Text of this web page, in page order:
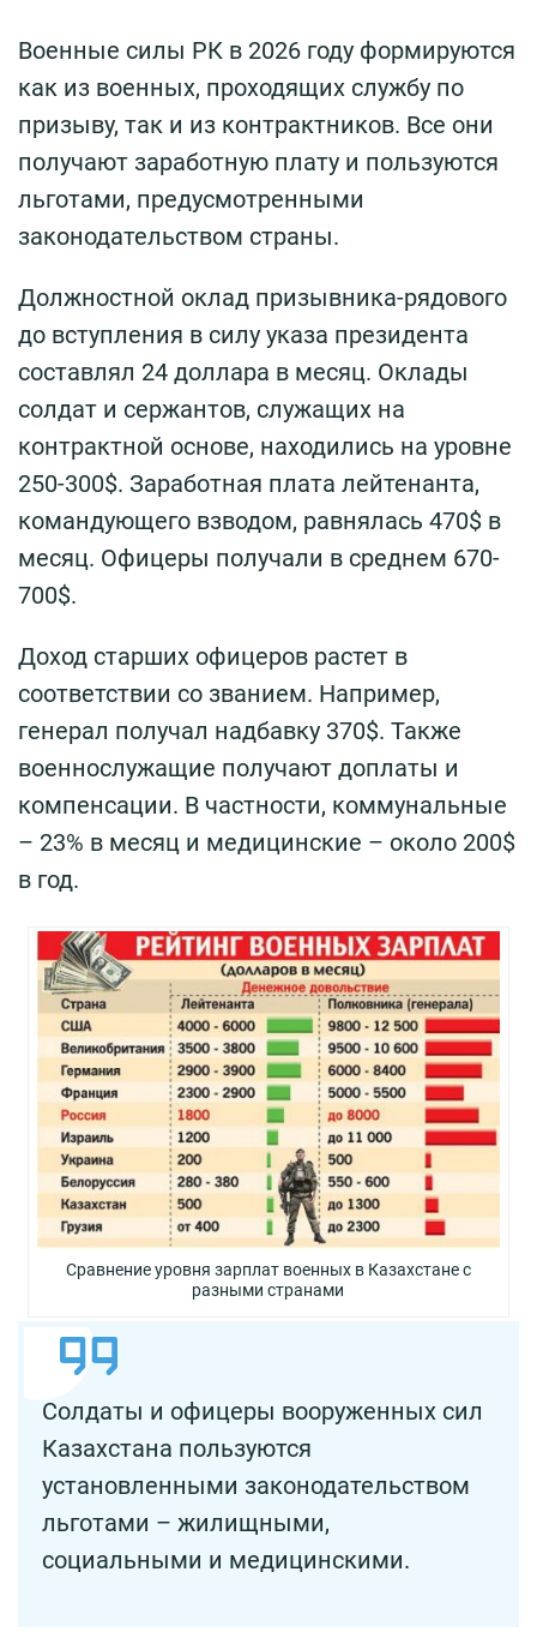
Военные силы РК в 2026 году формируются
как из военных, проходящих службу по
призыву, так и из контрактников. Все они
получают заработную плату и пользуются
льготами, предусмотренными
законодательством страны.
Должностной оклад призывника-рядового
до вступления в силу указа президента
составлял 24 доллара в месяц. Оклады
солдат и сержантов, служащих на
контрактной основе, находились на уровне
250-300$. Заработная плата лейтенанта,
командующего взводом, равнялась 470$ в
месяц. Офицеры получали в среднем 670-
700$.
Доход старших офицеров растет в
соответствии со званием. Например,
генерал получал надбавку 370$. Также
военнослужащие получают доплаты и
компенсации. В частности, коммунальные
– 23% в месяц и медицинские – около 200$
в год.
Сравнение уровня зарплат военных в Казахстане с
разными странами
Солдаты и офицеры вооруженных сил
Казахстана пользуются
установленными законодательством
льготами – жилищными,
социальными и медицинскими.